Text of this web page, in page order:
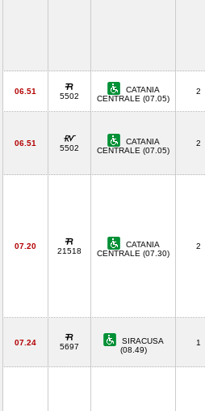
06.51
5502
CATANIA
CENTRALE (07.05)
2
06.51
5502
CATANIA
CENTRALE (07.05)
2
07.20
21518
CATANIA
CENTRALE (07.30)
2
07.24 5697
SIRACUSA
(08.49)
1